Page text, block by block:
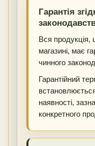
Гарантія
Вся
магазині, має
чинного
Гарантійний
наявності,
конкретного